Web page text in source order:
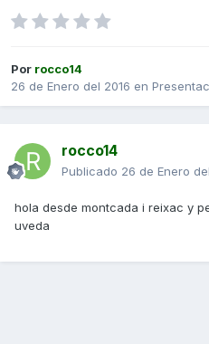
Por rocco14
26 de Enero del 2016 en
rocco14
Publicado 26 de Enero
hola desde montcada i reixac y
uveda